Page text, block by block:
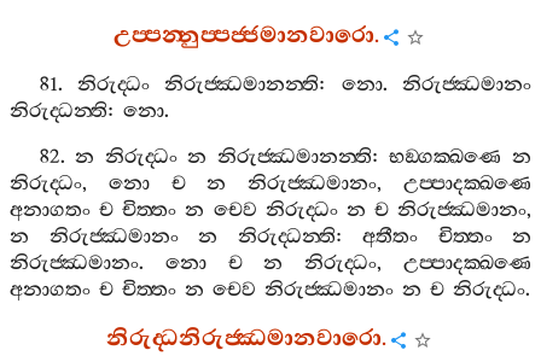
උප‍්පන‍්නුප‍්පජ‍්ජමානවාරො.
81. නිරුද‍්ධං නිරුජ‍්ඣමානන‍්ති: නො. නිරුජ‍්ඣමානං
නිරුද‍්ධන‍්ති: නො.
82.න නිරුද‍්ධං න නිරුජ‍්ඣමානන‍්ති:භඞ‍්ගක‍්ඛණෙ න
නිරුද‍්ධං, නො ච න නිරුජ‍්ඣමානං,උප‍්පාදක‍්ඛණෙ
අනාගතං ච චිත‍්තං න චෙව නිරුද‍්ධං න ච නිරුජ‍්ඣමානං,
න
නිරුජ‍්ඣමානං න නිරුද‍්ධන‍්ති: අතීතං චිත‍්තං
න
නිරුජ‍්ඣමානං. නො ච න නිරුද‍්ධං,උප‍්පාදක‍්ඛණෙ
අනාගතං ච චිත‍්තං න චෙව නිරුජ‍්ඣමානං න ච නිරුද‍්ධං.
නිරුද‍්ධනිරුජ‍්ඣමානවාරො.